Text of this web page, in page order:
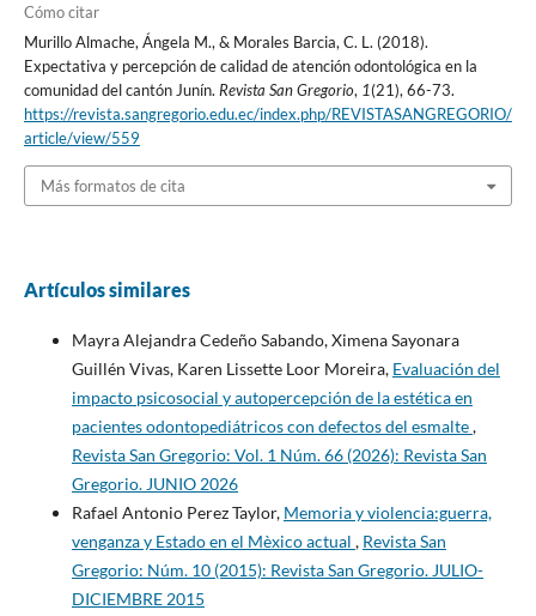
Cómo citar
Murillo Almache, Ángela M., & Morales Barcia, C. L. (2018).
Expectativa y percepción de calidad de atención odontológica en la
comunidad del cantón Junín. Revista San Gregorio, 1(21), 66-73.
https://revista.sangregorio.edu.ec/index.php/REVISTASANGREGORIO/
article/view/559
Más formatos de cita
Artículos similares
Mayra Alejandra Cedeño Sabando, Ximena Sayonara
Guillén Vivas, Karen Lissette Loor Moreira, Evaluación del
impacto psicosocial y autopercepción de la estética en
pacientes odontopediátricos con defectos del esmalte,
Revista San Gregorio: Vol. 1 Núm. 66 (2026): Revista San
Gregorio. JUNIO 2026
Rafael Antonio Perez Taylor, Memoria y violencia:guerra,
venganza y Estado en el Mèxico actual , Revista San
Gregorio: Núm. 10 (2015): Revista San Gregorio. JULIO-
DICIEMBRE 2015